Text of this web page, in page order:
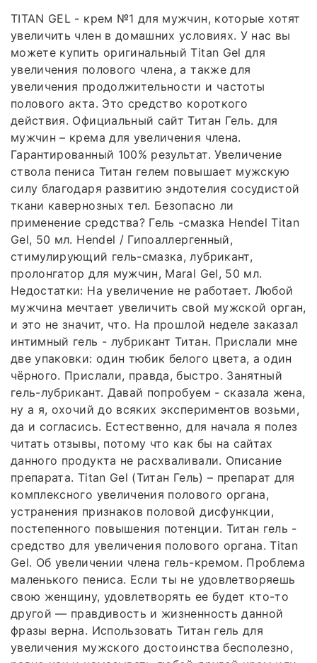
TITAN GEL - крем №1 для мужчин, которые хотят
увеличить член в домашних условиях. У нас вы
можете купить оригинальный Titan Gel для
увеличения полового члена, а также для
увеличения продолжительности и частоты
полового акта. Это средство короткого
действия. Официальный сайт Титан Гель. для
мужчин – крема для увеличения члена.
Гарантированный 100% результат. Увеличение
ствола пениса Титан гелем повышает мужскую
силу благодаря развитию эндотелия сосудистой
ткани кавернозных тел. Безопасно ли
применение средства? Гель -смазка Hendel Titan
Gel, 50 мл. Hendel / Гипоаллергенный,
стимулирующий гель-смазка, лубрикант,
пролонгатор для мужчин, Maral Gel, 50 мл.
Недостатки: На увеличение не работает. Любой
мужчина мечтает увеличить свой мужской орган,
и это не значит, что. На прошлой неделе заказал
интимный гель - лубрикант Титан. Прислали мне
две упаковки: один тюбик белого цвета, а один
чёрного. Прислали, правда, быстро. Занятный
гель-лубрикант. Давай попробуем - сказала жена,
ну а я, охочий до всяких экспериментов возьми,
да и согласись. Естественно, для начала я полез
читать отзывы, потому что как бы на сайтах
данного продукта не расхваливали. Описание
препарата. Titan Gel (Титан Гель) – препарат для
комплексного увеличения полового органа,
устранения признаков половой дисфункции,
постепенного повышения потенции. Титан гель -
средство для увеличения полового органа. Titan
Gel. Об увеличении члена гель-кремом. Проблема
маленького пениса. Если ты не удовлетворяешь
свою женщину, удовлетворять ее будет кто-то
другой — правдивость и жизненность данной
фразы верна. Использовать Титан гель для
увеличения мужского достоинства бесполезно,